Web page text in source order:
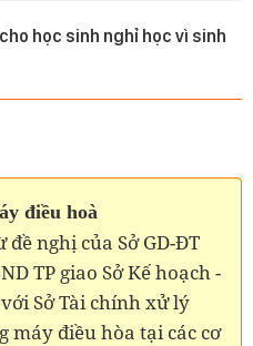
học sinh nghỉ học vì sinh
điều hoà
nghị của Sở GD-ĐT
TP giao Sở Kế hoạch -
Sở Tài chính xử lý
máy điều hòa tại các cơ